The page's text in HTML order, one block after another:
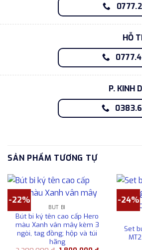
HỖ
P. KINH
SẢN PHẨM TƯƠNG TỰ
-22%
BÚT BI
Bút bi ký tên cao cấp Hero
màu Xanh vân mây kèm 3
ngòi, tag đồng; hộp và túi
hãng
-24%
Set